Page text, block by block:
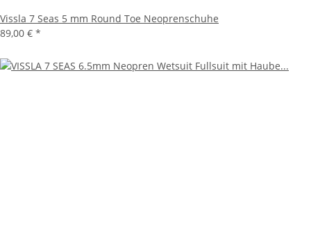
Vissla 7 Seas 5 mm Round Toe Neoprenschuhe
89,00 € *